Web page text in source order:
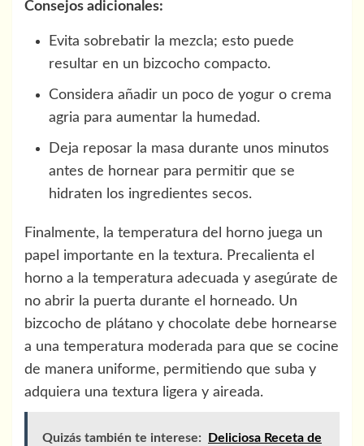
Consejos adicionales:
Evita sobrebatir la mezcla; esto puede
resultar en un bizcocho compacto.
Considera añadir un poco de yogur o crema
agria para aumentar la humedad.
Deja reposar la masa durante unos minutos
antes de hornear para permitir que se
hidraten los ingredientes secos.
Finalmente, la temperatura del horno juega un
papel importante en la textura. Precalienta el
horno a la temperatura adecuada y asegúrate de
no abrir la puerta durante el horneado. Un
bizcocho de plátano y chocolate debe hornearse
a una temperatura moderada para que se cocine
de manera uniforme, permitiendo que suba y
adquiera una textura ligera y aireada.
Quizás también te interese:
Deliciosa Receta de